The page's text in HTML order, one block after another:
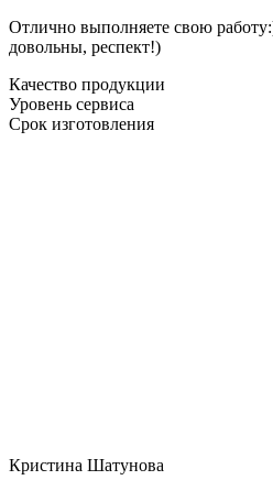
Отлично выполняете свою
довольны, респект!)
Качество продукции
Уровень сервиса
Срок изготовления
Кристина Шатунова